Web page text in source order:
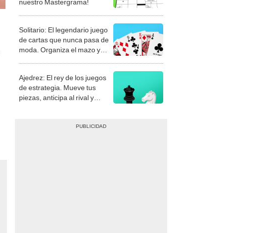
nuestro Mastergrama!
Solitario: El legendario juego
de cartas que nunca pasa de
moda. Organiza el mazo y
Ajedrez: El rey de los juegos
de estrategia. Mueve tus
piezas, anticipa al rival y